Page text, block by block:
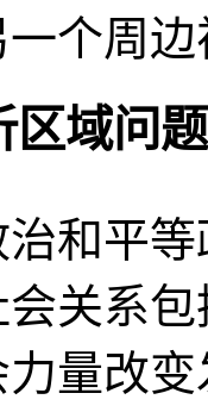
个周
区域问题
治和平
关系
量改